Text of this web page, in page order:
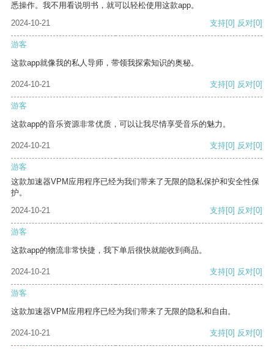
悉操作。我不用看说明书，就可以轻松使用这款app。
2024-10-21
支持[0] 反对[0]
游客
这款app就像我的私人导师，带领我探索知识的奥秘。
2024-10-21 支持[0] 反对[0]
游客
这款app的音乐资源非常优质，可以让我尽情享受音乐的魅力。
2024-10-21 支持[0] 反对[0]
游客
这款加速器VPM应用程序已经为我们带来了无限的隐私保护和安全性保
护。
2024-10-21
支持[0] 反对[0]
游客
这款app的物流非常快捷，我下单后很快就能收到商品。
2024-10-21 支持[0] 反对[0]
游客
这款加速器VPM应用程序已经为我们带来了无限的隐私和自由。
2024-10-21 支持[0] 反对[0]